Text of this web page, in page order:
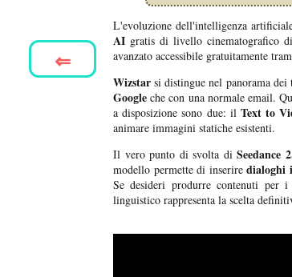
L'evoluzione dell'intelligenza
AI gratis di livello cinematografico
avanzato accessibile gratuitamente
Wizstar si distingue nel panorama
Google che con una normale email.
a disposizione sono due: ilText to
animare immagini statiche esistenti.
Il vero punto di svolta diSeedance
modello permette di inseriredialoghi
Se desideri produrre contenuti per
linguistico rappresenta la scelta
⇐